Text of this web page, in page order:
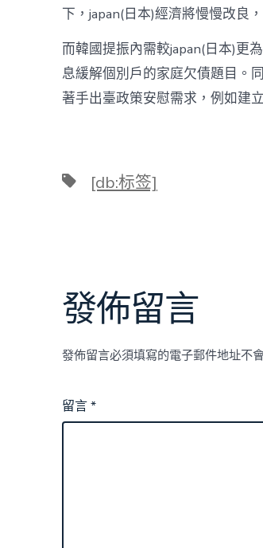
下，japan(日本)經濟將慢慢改良
而韓國提振內需較japan(日本)更
息緩解個別戶的家庭欠債題目。
著手出臺政策安慰需求，例如建
標 [db:标签]
發佈留言
發佈留言必須填寫的電子郵件地址不
留言*